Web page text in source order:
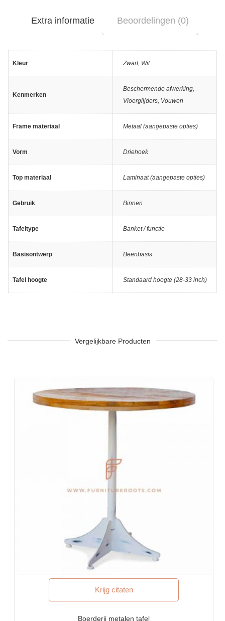
Extra informatie Beoordelingen (0)
Kleur Zwart, Wit
Kenmerken
Beschermende afwerking,
Vloerglijders, Vouwen
Frame materiaal Metaal (aangepaste opties)
Vorm Driehoek
Top materiaal Laminaat (aangepaste opties)
Gebruik Binnen
Tafeltype Banket / functie
Basisontwerp Beenbasis
Tafel hoogte Standaard hoogte (28-33 inch)
Vergelijkbare Producten
Krijg citaten
Boerderij metalen tafel